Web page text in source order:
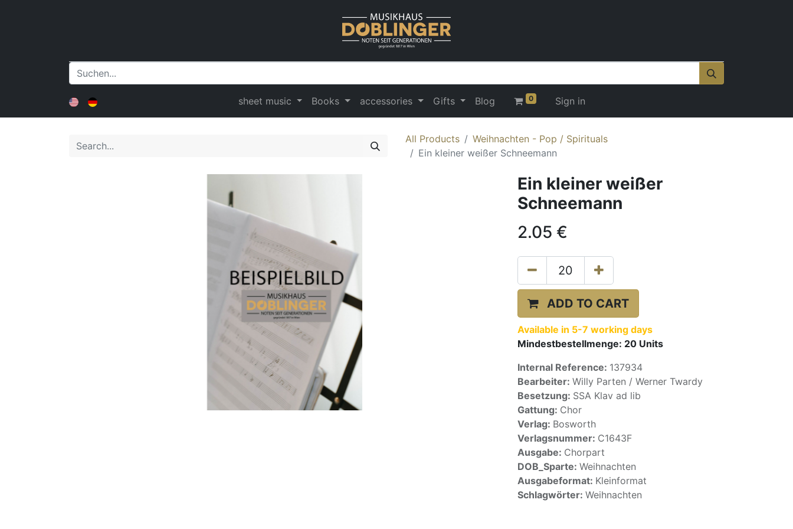
sheet music Books accessories Gifts Blog 0 Sign in
All Products
Weihnachten - Pop / Spirituals
Ein kleiner weißer Schneemann
Ein kleiner weißer
Schneemann
2.05 €
ADD TO CART
Available in 5-7 working days
Mindestbestellmenge: 20 Units
Internal Reference: 137934
Bearbeiter: Willy Parten / Werner Twardy
Besetzung: SSA Klav ad lib
Gattung: Chor
Verlag: Bosworth
Verlagsnummer: C1643F
Ausgabe: Chorpart
DOB_Sparte: Weihnachten
Ausgabeformat: Kleinformat
Schlagwörter: Weihnachten